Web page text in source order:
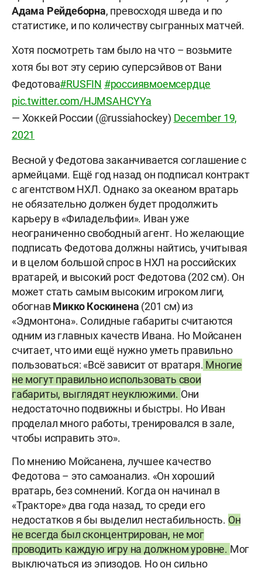
Адама Рейдеборна, превосходя шведа и по
статистике, и по количеству сыгранных матчей.
Хотя посмотреть там было на что – возьмите
хотя бы вот эту серию суперсэйвов от Вани
Федотова#RUSFIN #россиявмоемсердце
pic.twitter.com/HJMSAHCYYa
— Хоккей России (@russiahockey) December 19,
2021
Весной у Федотова заканчивается соглашение с
армейцами. Ещё год назад он подписал контракт
с агентством НХЛ. Однако за океаном вратарь
не обязательно должен будет продолжить
карьеру в «Филадельфии». Иван уже
неограниченно свободный агент. Но желающие
подписать Федотова должны найтись, учитывая
и в целом большой спрос в НХЛ на российских
вратарей, и высокий рост Федотова (202 см). Он
может стать самым высоким игроком лиги,
обогнавМикко Коскинена (201 см) из
«Эдмонтона». Солидные габариты считаются
одним из главных качеств Ивана. Но Мойсанен
считает, что ими ещё нужно уметь правильно
пользоваться: «Всё зависит от вратаря. Многие
не могут правильно использовать свои
габариты, выглядят неуклюжими. Они
недостаточно подвижны и быстры. Но Иван
проделал много работы, тренировался в зале,
чтобы исправить это».
По мнению Мойсанена, лучшее качество
Федотова – это самоанализ. «Он хороший
вратарь, без сомнений. Когда он начинал в
«Тракторе» два года назад, то среди его
недостатков я бы выделил нестабильность. Он
не всегда был сконцентрирован, не мог
проводить каждую игру на должном уровне. Мог
выключаться из эпизодов. Но он сильно